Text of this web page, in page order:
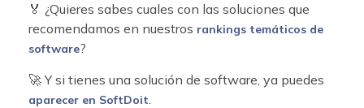
🏅 ¿Quieres sabes cuales con las soluciones que
recomendamos en nuestros rankings temáticos de
software?
🚀 Y si tienes una solución de software, ya puedes
aparecer en SoftDoit.